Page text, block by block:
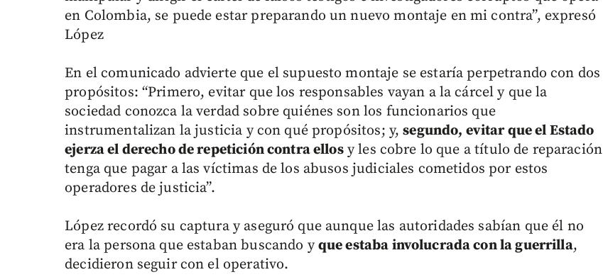
en Colombia, se puede estar preparando un nuevo montaje en mi contra”, expresó
López
En el comunicado advierte que el supuesto montaje se estaría perpetrando con dos
propósitos: “Primero, evitar que los responsables vayan a la cárcel y que la
sociedad conozca la verdad sobre quiénes son los funcionarios que
instrumentalizan la justicia y con qué propósitos; y,segundo, evitar que el Estado
ejerza el derecho de repetición contra ellosy les cobre lo que a título de reparación
tenga que pagar a las víctimas de los abusos judiciales cometidos por estos
operadores de justicia”.
López recordó su captura y aseguró que aunque las autoridades sabían que él no
era la persona que estaban buscando yque estaba involucrada con la guerrilla,
decidieron seguir con el operativo.